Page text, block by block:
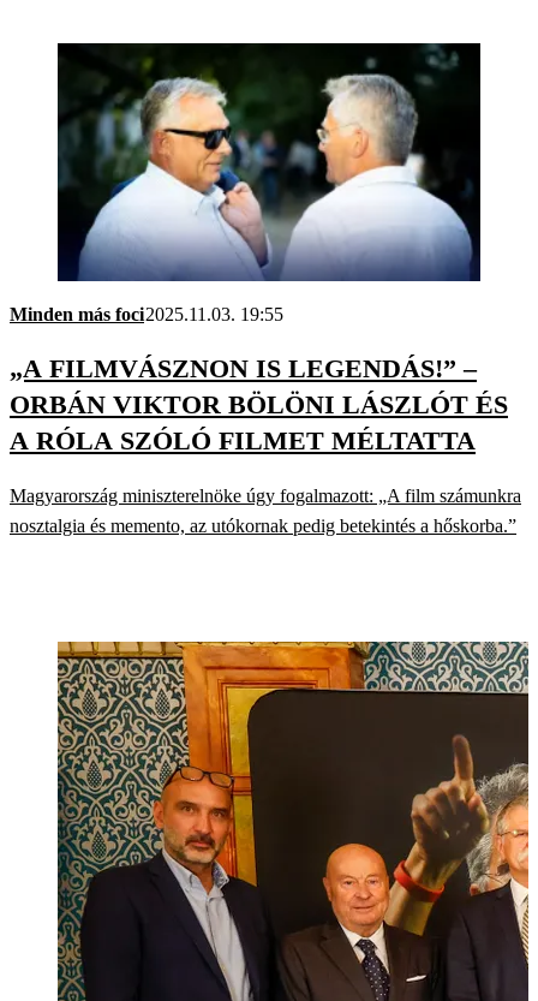
Minden más foci2025.11.03. 19:55
„A FILMVÁSZNON IS LEGENDÁS!” –
ORBÁN VIKTOR BÖLÖNI LÁSZLÓT ÉS
A RÓLA SZÓLÓ FILMET MÉLTATTA
Magyarország miniszterelnöke úgy fogalmazott: „A film számunkra
nosztalgia és memento, az utókornak pedig betekintés a hőskorba.”